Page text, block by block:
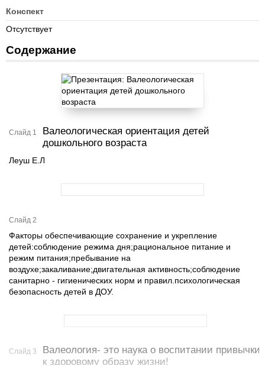
Конспект
Отсутствует
Содержание
Слайд 1
Валеологическая ориентация детей
дошкольного возраста
Леуш Е.Л
Слайд 2
Факторы обеспечивающие сохранение и укрепление
детей:соблюдение режима дня;рациональное питание и
режим питания;пребывание на
воздухе;закаливание;двигательная активность;соблюдение
санитарно - гигиенических норм и правил.психологическая
безопасность детей в ДОУ.
Слайд 3
Валеология- это наука о воспитании привычки
к здоровому образу жизни!